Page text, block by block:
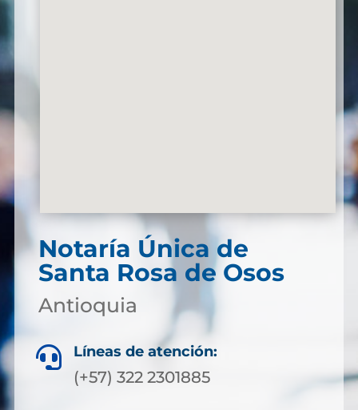
Notaría Única de
Santa Rosa de Osos
Antioquia
 Líneas de atención:
(+57) 322 2301885